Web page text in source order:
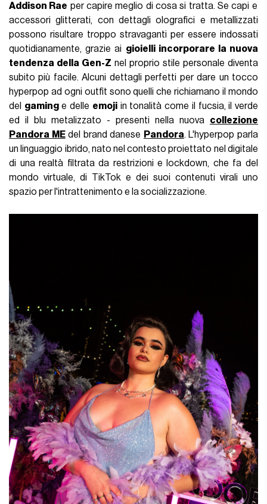
Addison Rae per capire meglio di cosa si tratta. Se capi e
accessori glitterati, con dettagli olografici e metallizzati
possono risultare troppo stravaganti per essere indossati
quotidianamente, grazie ai gioielli incorporare la nuova
tendenza della Gen-Z nel proprio stile personale diventa
subito più facile. Alcuni dettagli perfetti per dare un tocco
hyperpop ad ogni outfit sono quelli che richiamano il mondo
del gaminge delle emojiin tonalità come il fucsia, il verde
ed il blu metalizzato - presenti nella nuova collezione
Pandora MEdel brand danese Pandora. L'hyperpop parla
un linguaggio ibrido, nato nel contesto proiettato nel digitale
di una realtà filtrata da restrizioni e lockdown, che fa del
mondo virtuale, di TikTok e dei suoi contenuti virali uno
spazio per l'intrattenimento e la socializzazione.